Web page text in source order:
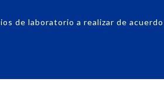
de laboratorio a realizar de